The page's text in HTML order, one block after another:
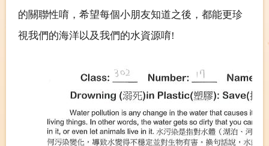
的關聯性唷，希望每個小朋友知道之後，都能更珍
視我們的海洋以及我們的水資源唷!